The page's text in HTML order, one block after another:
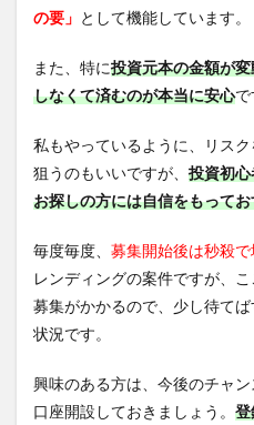
の要」 として機能しています。
また、特に投資元本の金額が
しなくて済むのが本当に安心で
私もやっているように、リス
狙うのもいいですが、 投資初
お探しの方には自信をもって
毎度毎度、 募集開始後は秒殺
レンディングの案件ですが、
募集がかかるので、少し待て
状況です。
興味のある方は、今後のチャ
口座開設しておきましょう。 登